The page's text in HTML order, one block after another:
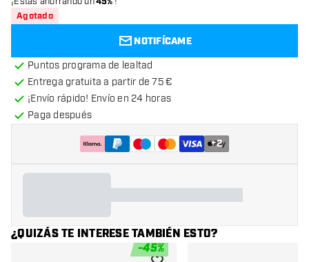
Agotado
NOTIFÍCAME
Puntos programa de lealtad
Entrega gratuita a partir de 75 €
¡Envío rápido! Envío en 24 horas
Paga después
+2
¿QUIZÁS TE INTERESE TAMBIÉN ESTO?
-45%